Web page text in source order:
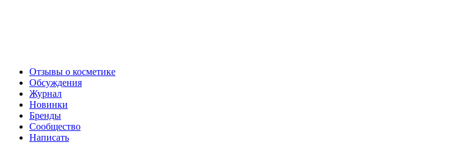
Отзывы о косметике
Обсуждения
Журнал
Новинки
Бренды
Сообщество
Написать